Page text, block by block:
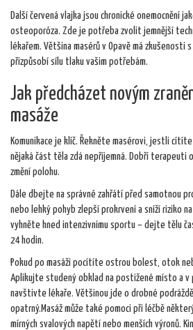
Další červená vlajka jsou chronické onemocnění
osteoporóza. Zde je potřeba zvolit jemnější
lékařem. Většina masérů v Opavě má zkušenosti
přizpůsobí sílu tlaku vašim potřebám.
Jak předcházet novým
masáže
Komunikace je klíč. Řekněte masérovi, jestli
nějaká část těla zdá nepříjemná. Dobří terapeuti
změní polohu.
Dále dbejte na správné zahřátí před samotnou
nebo lehký pohyb zlepší prokrvení a sníží riziko
vyhněte hned intenzivnímu sportu – dejte tělu
24 hodin.
Pokud po masáži pocítíte ostrou bolest, otok
Aplikujte studený obklad na postižené místo a
navštivte lékaře. Většinou jde o drobné
opatrný.Masáž může také pomoci při léčbě
mírných svalových napětí nebo menších výronů.